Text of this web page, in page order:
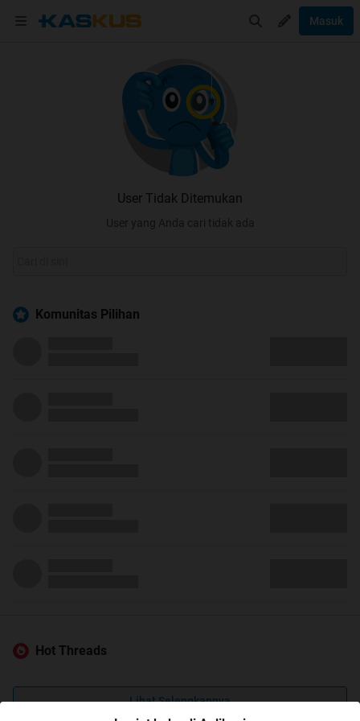
Masuk
User Tidak Ditemukan
User yang Anda cari tidak ada
Komunitas Pilihan
Hot Threads
Lihat Selengkapnya